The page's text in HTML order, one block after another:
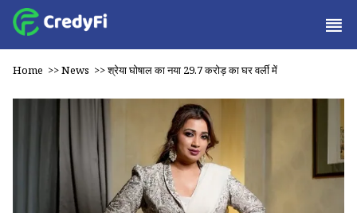
Home >>News >>श्रेया घोषाल का नया ₹29.7 करोड़ का घर वर्ली में